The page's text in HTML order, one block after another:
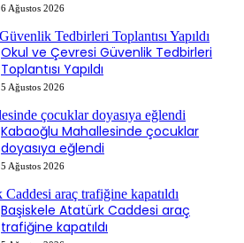
6 Ağustos 2026
Okul ve Çevresi Güvenlik Tedbirleri
Toplantısı Yapıldı
5 Ağustos 2026
Kabaoğlu Mahallesinde çocuklar
doyasıya eğlendi
5 Ağustos 2026
Başiskele Atatürk Caddesi araç
trafiğine kapatıldı